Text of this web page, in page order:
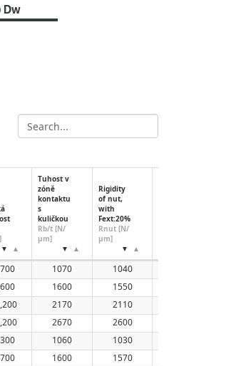
Dw
Tuhost v
zóně
kontaktu
s
kuličkou
Rb/t [N/
μm]
Rigidity
of nut,
with
Fext:20%
Rnut [N/
μm]
1070 1040
1600 1550
2170 2110
2670 2600
1060 1030
1600 1570